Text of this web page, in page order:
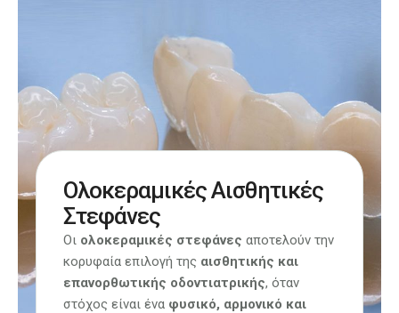
Ολοκεραμικές Αισθητικές
Στεφάνες
Οι ολοκεραμικές στεφάνες αποτελούν την
κορυφαία επιλογή της αισθητικής και
επανορθωτικής οδοντιατρικής, όταν
στόχος είναι ένα φυσικό, αρμονικό και